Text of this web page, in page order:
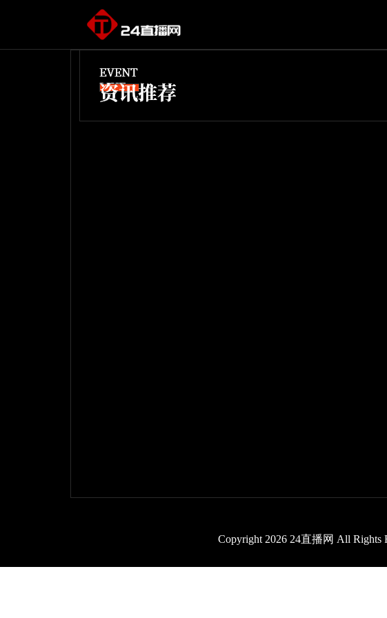
Copyright 2026 24直播网 All